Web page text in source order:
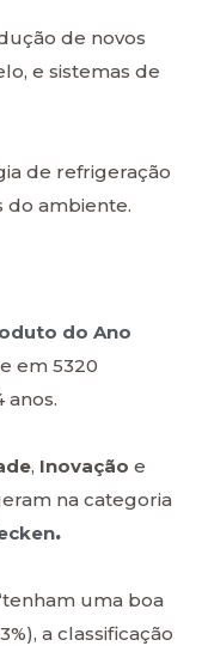
de novos
e sistemas de
de refrigeração
do ambiente.
do Ano
em 5320
anos.
, Inovação e
na categoria
.
uma boa
a classificação